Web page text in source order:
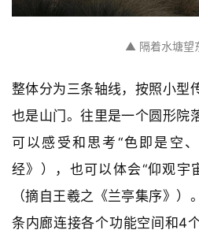
▲ 隔着水塘望
整体分为三条轴线，按照小型
也是山门。往里是一个圆形院
可以感受和思考“色即是空
经》），也可以体会“仰观宇
（摘自王羲之《兰亭集序》
条内廊连接各个功能空间和4